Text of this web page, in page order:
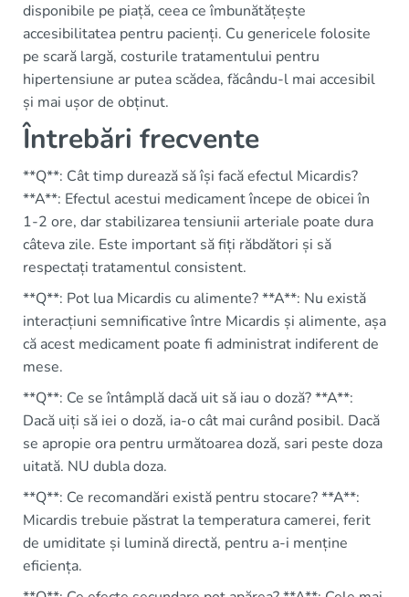
disponibile pe piață, ceea ce îmbunătățește
accesibilitatea pentru pacienți. Cu genericele folosite
pe scară largă, costurile tratamentului pentru
hipertensiune ar putea scădea, făcându-l mai accesibil
și mai ușor de obținut.
Întrebări frecvente
**Q**: Cât timp durează să își facă efectul Micardis?
**A**: Efectul acestui medicament începe de obicei în
1-2 ore, dar stabilizarea tensiunii arteriale poate dura
câteva zile. Este important să fiți răbdători și să
respectați tratamentul consistent.
**Q**: Pot lua Micardis cu alimente? **A**: Nu există
interacțiuni semnificative între Micardis și alimente, așa
că acest medicament poate fi administrat indiferent de
mese.
**Q**: Ce se întâmplă dacă uit să iau o doză? **A**:
Dacă uiți să iei o doză, ia-o cât mai curând posibil. Dacă
se apropie ora pentru următoarea doză, sari peste doza
uitată. NU dubla doza.
**Q**: Ce recomandări există pentru stocare? **A**:
Micardis trebuie păstrat la temperatura camerei, ferit
de umiditate și lumină directă, pentru a-i menține
eficiența.